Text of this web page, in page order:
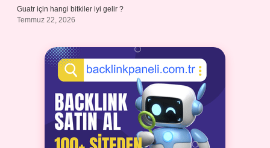
Guatr için hangi bitkiler iyi gelir ?
Temmuz 22, 2026